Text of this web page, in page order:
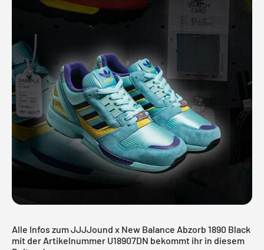
Alle Infos zum JJJJound x New Balance Abzorb 1890 Black
mit der Artikelnummer U18907DN bekommt ihr in diesem